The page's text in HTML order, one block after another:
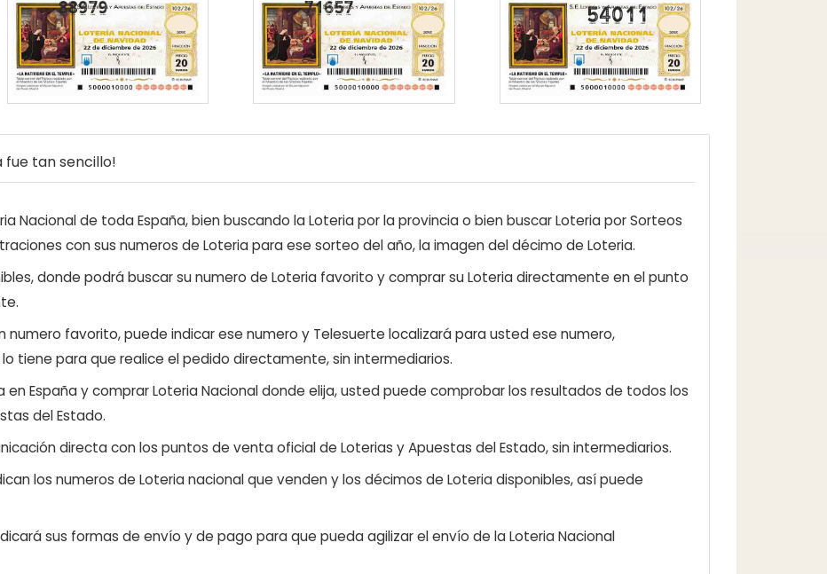
54011
fue tan sencillo!
Nacional de toda España, bien buscando la Loteria por la provincia o bien buscar Loteria por Sorteos
con sus numeros de Loteria para ese sorteo del año, la imagen del décimo de Loteria.
donde podrá buscar su numero de Loteria favorito y comprar su Loteria directamente en el punto
numero favorito, puede indicar ese numero y Telesuerte localizará para usted ese numero,
tiene para que realice el pedido directamente, sin intermediarios.
en España y comprar Loteria Nacional donde elija, usted puede comprobar los resultados de todos los
del Estado.
directa con los puntos de venta oficial de Loterias y Apuestas del Estado, sin intermediarios.
los numeros de Loteria nacional que venden y los décimos de Loteria disponibles, así puede
sus formas de envío y de pago para que pueda agilizar el envío de la Loteria Nacional